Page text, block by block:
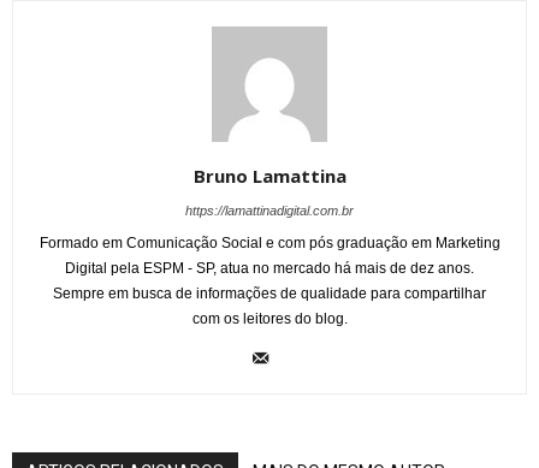
Bruno Lamattina
https://lamattinadigital.com.br
Formado em Comunicação Social e com pós graduação em Marketing
Digital pela ESPM - SP, atua no mercado há mais de dez anos.
Sempre em busca de informações de qualidade para compartilhar
com os leitores do blog.